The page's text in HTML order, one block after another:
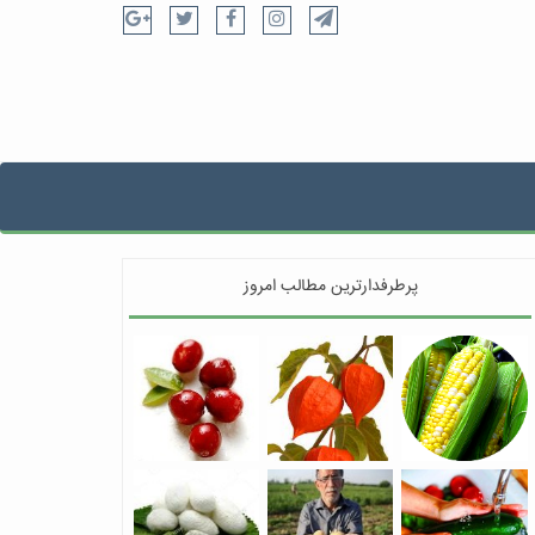
پرطرفدارترین مطالب امروز